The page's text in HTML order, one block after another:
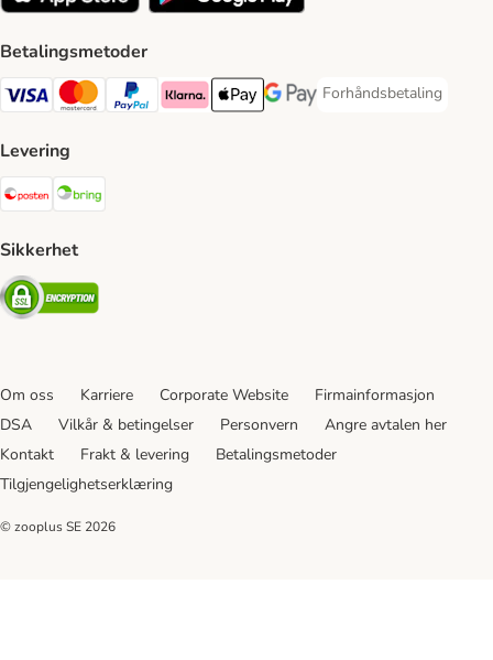
Betalingsmetoder
Visa Payment Method
Mastercard Payment Method
PayPal Payment Method
Klarna Payment Method
Apple Pay Payment Method
Google Pay Payment Method
Forhåndsbetaling
Forhåndsbetaling
Levering
Posten Shipping Method
Sikkerhet
Security
Om oss Karriere Corporate Website
Firmainformasjon
DSA
Vilkår & betingelser Personvern
Angre avtalen her
Kontakt
Frakt & levering
Betalingsmetoder
Tilgjengelighetserklæring
© zooplus SE 2026